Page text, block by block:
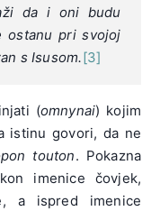
da i oni budu
ostanu pri svojoj
s Isusom. [3]
(omnynai) kojim
istinu govori, da ne
touton. Pokazna
imenice čovjek,
a ispred imenice